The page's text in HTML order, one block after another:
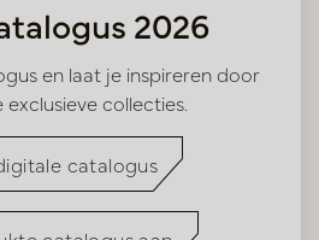
2026
en laat je inspireren door
collecties.
catalogus